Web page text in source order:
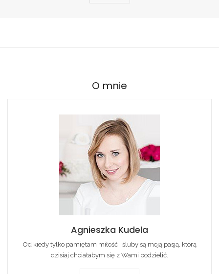
O mnie
Agnieszka Kudela
Od kiedy tylko pamiętam miłość i śluby są moją pasją, którą
dzisiaj chciałabym się z Wami podzielić.